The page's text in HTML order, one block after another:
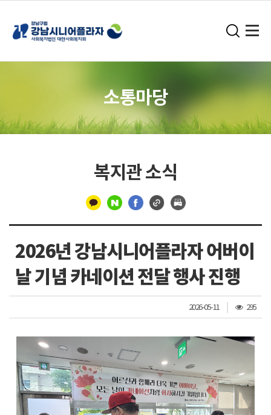
소통마당
복지관 소식
분
선
2026년 강남시니어플라자 어버이
날 기념 카네이션 전달 행사 진행
2026-05-11
조
회
295